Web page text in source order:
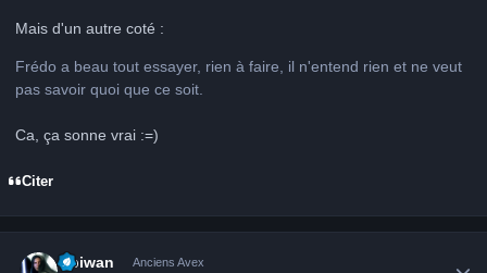
Mais d'un autre coté :
Frédo a beau tout essayer, rien à faire, il n'entend rien et ne veut
pas savoir quoi que ce soit.
Ca, ça sonne vrai :=)
Citer
Obiwan Anciens Avex